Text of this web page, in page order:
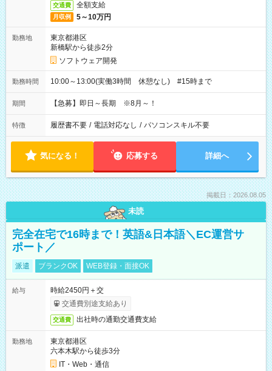
交通費 全額支給
月収例 5～10万円
勤務地
東京都港区
新橋駅から徒歩2分
ソフトウェア開発
勤務時間 10:00～13:00(実働3時間 休憩なし) #15時まで
期間 【急募】即日～長期 ※8月～！
特徴 履歴書不要 / 電話対応なし / パソコンスキル不要
気になる！ 応募する 詳細へ
掲載日：2026.08.05
未読
完全在宅で16時まで！英語&日本語＼EC運営サ
ポート／
派遣 ブランクOK WEB登録・面接OK
給与
時給2450円＋交
交通費別途支給あり
交通費 出社時の通勤交通費支給
勤務地
東京都港区
六本木駅から徒歩3分
IT・Web・通信